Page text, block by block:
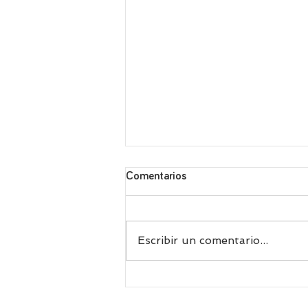
Comentarios
Escribir un comentario...